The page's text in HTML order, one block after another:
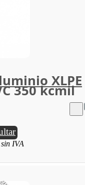
XLPE
350 kcmil
IVA